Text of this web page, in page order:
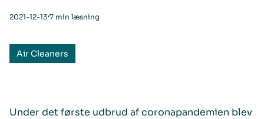
2021-12-13⋅7 min læsning
Air Cleaners
Under det første udbrud af coronapandemien blev